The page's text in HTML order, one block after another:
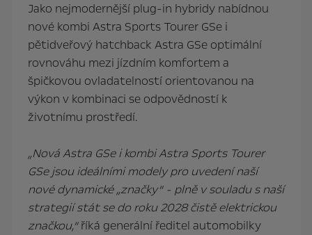
Jako nejmodernější plug-in hybridy nabídnou
nové kombi Astra Sports Tourer GSe i
pětidveřový hatchback Astra GSe optimální
rovnováhu mezi jízdním komfortem a
špičkovou ovladatelností orientovanou na
výkon v kombinaci se odpovědností k
životnímu prostředí.
„Nová Astra GSe i kombi Astra Sports Tourer
GSe jsou ideálními modely pro uvedení naší
nové dynamické „značky“ - plně v souladu s naší
strategií stát se do roku 2028 čistě elektrickou
značkou,“říká generální ředitel automobilky